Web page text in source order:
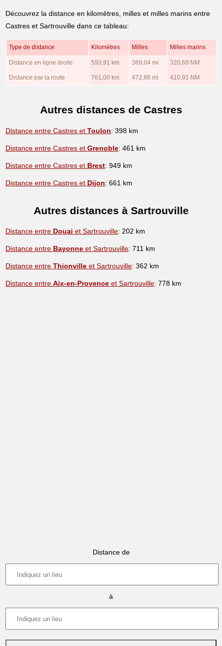
Découvrez la distance en kilomètres, milles et milles marins entre
Castres et Sartrouville dans ce tableau:
Type de distance Kilomètres Milles Milles marins
Distance en ligne droite 593,91 km 369,04 mi 320,69 NM
Distance par la route 761,00 km 472,86 mi 410,91 NM
Autres distances de Castres
Distance entre Castres etToulon: 398 km
Distance entre Castres etGrenoble: 461 km
Distance entre Castres et Brest: 949 km
Distance entre Castres et Dijon: 661 km
Autres distances à Sartrouville
Distance entre Douai et Sartrouville: 202 km
Distance entre Bayonne et Sartrouville: 711 km
Distance entreThionville et Sartrouville: 362 km
Distance entreAix-en-Provence et Sartrouville: 778 km
Distance de
à